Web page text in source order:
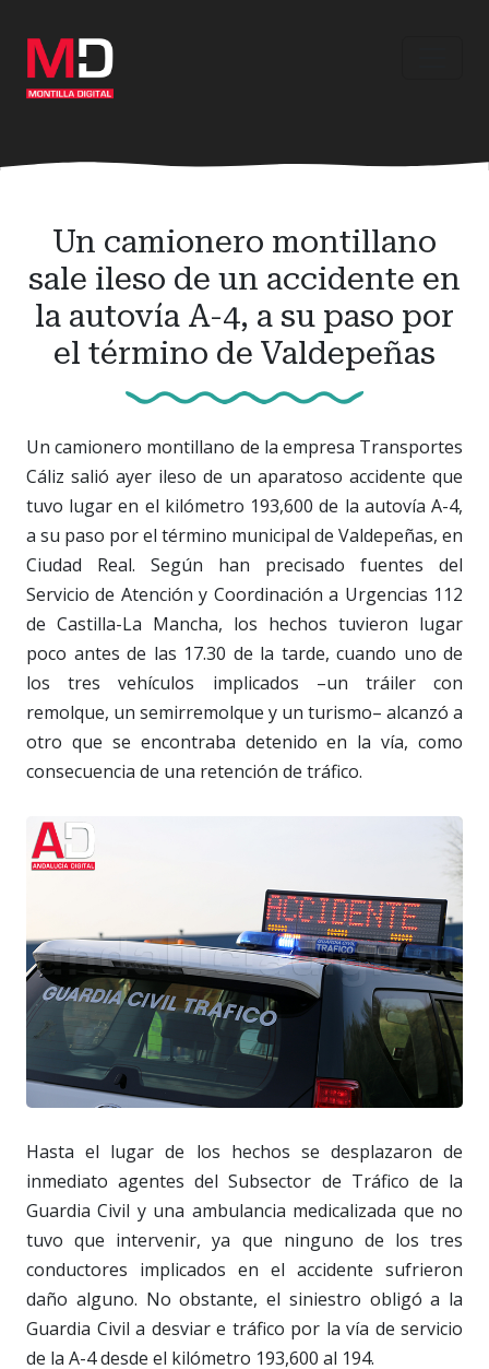
contenido
principal
Un camionero montillano
sale ileso de un accidente en
la autovía A-4, a su paso por
el término de Valdepeñas
Un camionero montillano de la empresa Transportes
Cáliz salió ayer ileso de un aparatoso accidente que
tuvo lugar en el kilómetro 193,600 de la autovía A-4,
a su paso por el término municipal de Valdepeñas, en
Ciudad Real. Según han precisado fuentes del
Servicio de Atención y Coordinación a Urgencias 112
de Castilla-La Mancha, los hechos tuvieron lugar
poco antes de las 17.30 de la tarde, cuando uno de
los tres vehículos implicados –un tráiler con
remolque, un semirremolque y un turismo– alcanzó a
otro que se encontraba detenido en la vía, como
consecuencia de una retención de tráfico.
Hasta el lugar de los hechos se desplazaron de
inmediato agentes del Subsector de Tráfico de la
Guardia Civil y una ambulancia medicalizada que no
tuvo que intervenir, ya que ninguno de los tres
conductores implicados en el accidente sufrieron
daño alguno. No obstante, el siniestro obligó a la
Guardia Civil a desviar e tráfico por la vía de servicio
de la A-4 desde el kilómetro 193,600 al 194.